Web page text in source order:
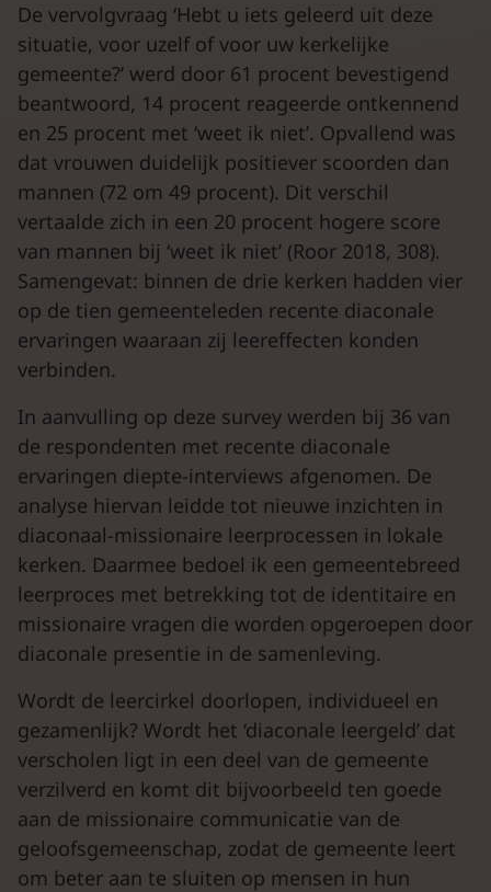
De vervolgvraag ‘Hebt u iets geleerd uit deze
situatie, voor uzelf of voor uw kerkelijke
gemeente?’ werd door 61 procent bevestigend
beantwoord, 14 procent reageerde ontkennend
en 25 procent met ‘weet ik niet’. Opvallend was
dat vrouwen duidelijk positiever scoorden dan
mannen (72 om 49 procent). Dit verschil
vertaalde zich in een 20 procent hogere score
van mannen bij ‘weet ik niet’ (Roor 2018, 308).
Samengevat: binnen de drie kerken hadden vier
op de tien gemeenteleden recente diaconale
ervaringen waaraan zij leereffecten konden
verbinden.
In aanvulling op deze survey werden bij 36 van
de respondenten met recente diaconale
ervaringen diepte-interviews afgenomen. De
analyse hiervan leidde tot nieuwe inzichten in
diaconaal-missionaire leerprocessen in lokale
kerken. Daarmee bedoel ik een gemeentebreed
leerproces met betrekking tot de identitaire en
missionaire vragen die worden opgeroepen door
diaconale presentie in de samenleving.
Wordt de leercirkel doorlopen, individueel en
gezamenlijk? Wordt het ‘diaconale leergeld’ dat
verscholen ligt in een deel van de gemeente
verzilverd en komt dit bijvoorbeeld ten goede
aan de missionaire communicatie van de
geloofsgemeenschap, zodat de gemeente leert
om beter aan te sluiten op mensen in hun